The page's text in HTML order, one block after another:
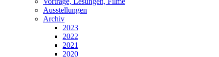
Ausstellungen
Archiv
2023
2022
2021
2020